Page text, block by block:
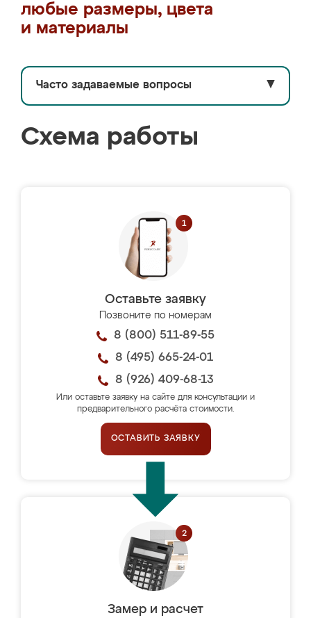
любые размеры, цвета
и материалы
Часто задаваемые вопросы ▼
Схема работы
Оставьте заявку
Позвоните по номерам
8 (800) 511-89-55
8 (495) 665-24-01
8 (926) 409-68-13
Или оставьте заявку на сайте для консультации и
предварительного расчёта стоимости.
ОСТАВИТЬ ЗАЯВКУ
Замер и расчет